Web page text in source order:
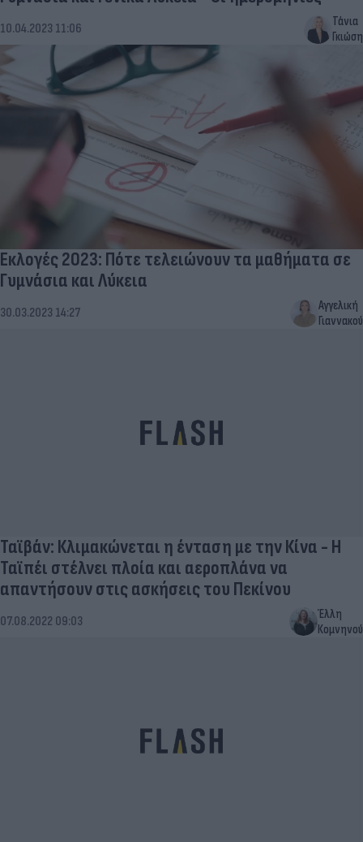
10.04.2023 11:06
Τάνια
Γκιώση
Εκλογές 2023: Πότε τελειώνουν τα μαθήματα σε
Γυμνάσια και Λύκεια
30.03.2023 14:27
Αγγελική
Γιαννακού
Ταϊβάν: Κλιμακώνεται η ένταση με την Κίνα - Η
Ταϊπέι στέλνει πλοία και αεροπλάνα να
απαντήσουν στις ασκήσεις του Πεκίνου
07.08.2022 09:03
Έλλη
Κομνηνού